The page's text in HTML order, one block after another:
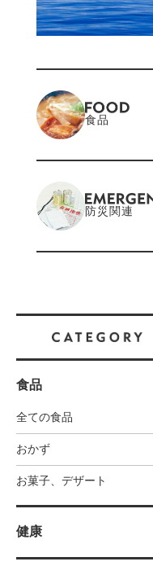
食品
防災関連
食品
全ての食品
おかず
お菓子、デザート
健康